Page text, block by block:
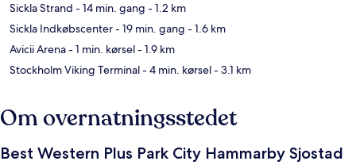
Sickla Strand - 14 min. gang - 1.2 km
Sickla Indkøbscenter- 19 min. gang - 1.6 km
Avicii Arena- 1 min. kørsel- 1.9 km
Stockholm Viking Terminal- 4 min. kørsel- 3.1 km
Om overnatningsstedet
Best Western Plus Park City Hammarby Sjostad